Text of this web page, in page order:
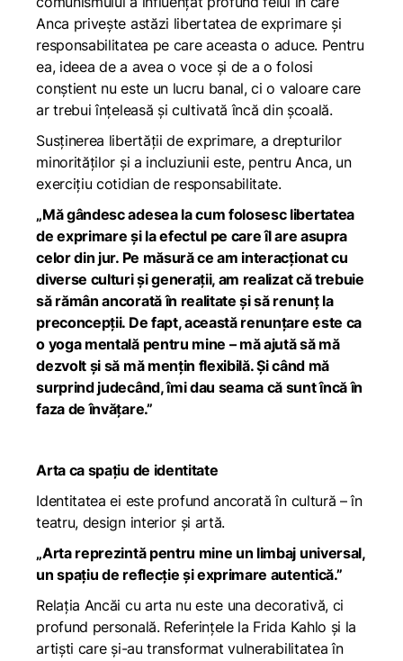
Anca privește astăzi libertatea de exprimare și
responsabilitatea pe care aceasta o aduce. Pentru
ea, ideea de a avea o voce și de a o folosi
conștient nu este un lucru banal, ci o valoare care
ar trebui înțeleasă și cultivată încă din școală.
Susținerea libertății de exprimare, a drepturilor
minorităților și a incluziunii este, pentru Anca, un
exercițiu cotidian de responsabilitate.
„Mă gândesc adesea la cum folosesc libertatea
de exprimare și la efectul pe care îl are asupra
celor din jur. Pe măsură ce am interacționat cu
diverse culturi și generații, am realizat că trebuie
să rămân ancorată în realitate și să renunț la
preconcepții. De fapt, această renunțare este ca
o yoga mentală pentru mine – mă ajută să mă
dezvolt și să mă mențin flexibilă. Și când mă
surprind judecând, îmi dau seama că sunt încă în
faza de învățare.”
Arta ca spațiu de identitate
Identitatea ei este profund ancorată în cultură – în
teatru, design interior și artă.
„Arta reprezintă pentru mine un limbaj universal,
un spațiu de reflecție și exprimare autentică.”
Relația Ancăi cu arta nu este una decorativă, ci
profund personală. Referințele la Frida Kahlo și la
artiști care și-au transformat vulnerabilitatea în